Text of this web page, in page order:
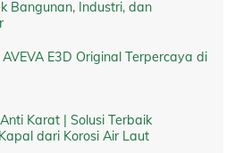
Bangunan, Industri, dan
E3D Original Terpercaya di
Karat | Solusi Terbaik
dari Korosi Air Laut